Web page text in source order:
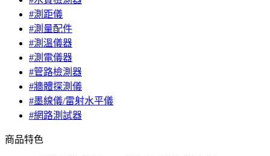
#測距儀
#測量配件
#測溫儀器
#測電儀器
#管路檢測器
#牆體探測儀
#墨線儀/雷射水平儀
#網路測試器
商品特色